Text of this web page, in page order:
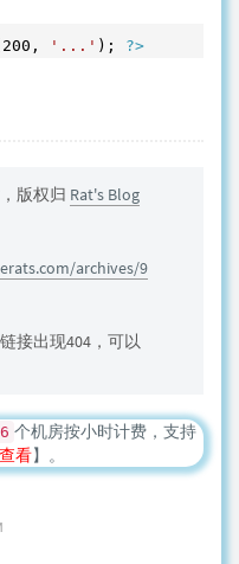
200 , '...' ); ?>
版权归 Rat's Blog
archives/9
接出现404，可以
个机房按小时计费，支持
看】。